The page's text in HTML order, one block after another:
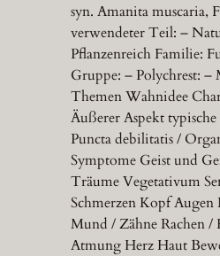
syn. Amanita muscaria,
verwendeter Teil: –
Pflanzenreich Familie:
Gruppe: – Polychrest: –
Themen Wahnidee
Äußerer Aspekt typische
Puncta debilitatis /
Symptome Geist und
Träume Vegetativum
Schmerzen Kopf Augen
Mund / Zähne Rachen /
Atmung Herz Haut